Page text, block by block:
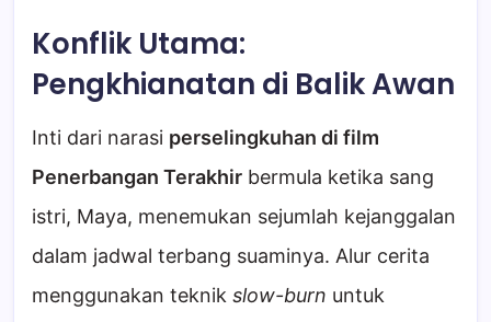
Konflik Utama:
Pengkhianatan di Balik Awan
Inti dari narasi perselingkuhan di film
Penerbangan Terakhir bermula ketika sang
istri, Maya, menemukan sejumlah kejanggalan
dalam jadwal terbang suaminya. Alur cerita
menggunakan teknik slow-burn untuk